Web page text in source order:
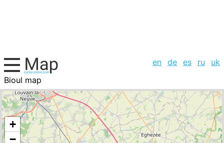
en de es ru
uk
Bioul map
Belgium, cities list
+
−